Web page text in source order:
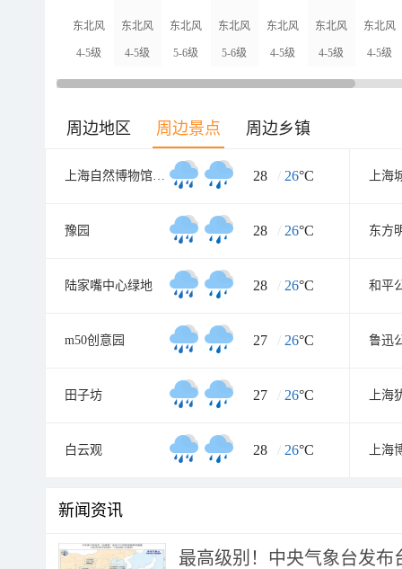
东北风
4-5级
东北风
4-5级
东北风
5-6级
东北风
5-6级
东北风
4-5级
东北风
4-5级
东北风
4-5级
周边地区 周边景点 周边乡镇
上海自然博物馆(上海科技馆分馆) 28 / 26°C
豫园 28 / 26°C 东方
陆家嘴中心绿地 28 / 26°C 和平
m50创意园 27 / 26°C 鲁迅
田子坊 27 / 26°C
白云观 28 / 26°C 上海
新闻资讯
最高级别！中央气象台发布